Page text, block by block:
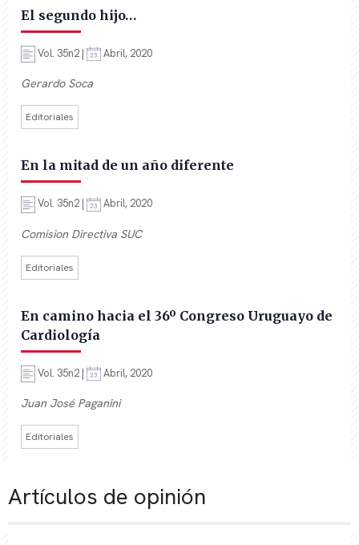
El segundo hijo…
Vol. 35n2 | Abril, 2020
Gerardo Soca
Editoriales
En la mitad de un año diferente
Vol. 35n2 | Abril, 2020
Comision Directiva SUC
Editoriales
En camino hacia el 36º Congreso Uruguayo de
Cardiología
Vol. 35n2 | Abril, 2020
Juan José Paganini
Editoriales
Artículos de opinión